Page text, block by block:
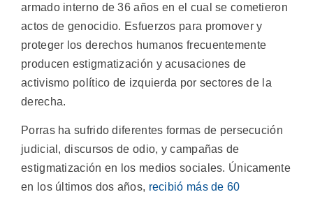
armado interno de 36 años en el cual se cometieron
actos de genocidio. Esfuerzos para promover y
proteger los derechos humanos frecuentemente
producen estigmatización y acusaciones de
activismo político de izquierda por sectores de la
derecha.
Porras ha sufrido diferentes formas de persecución
judicial, discursos de odio, y campañas de
estigmatización en los medios sociales. Únicamente
en los últimos dos años, recibió más de 60